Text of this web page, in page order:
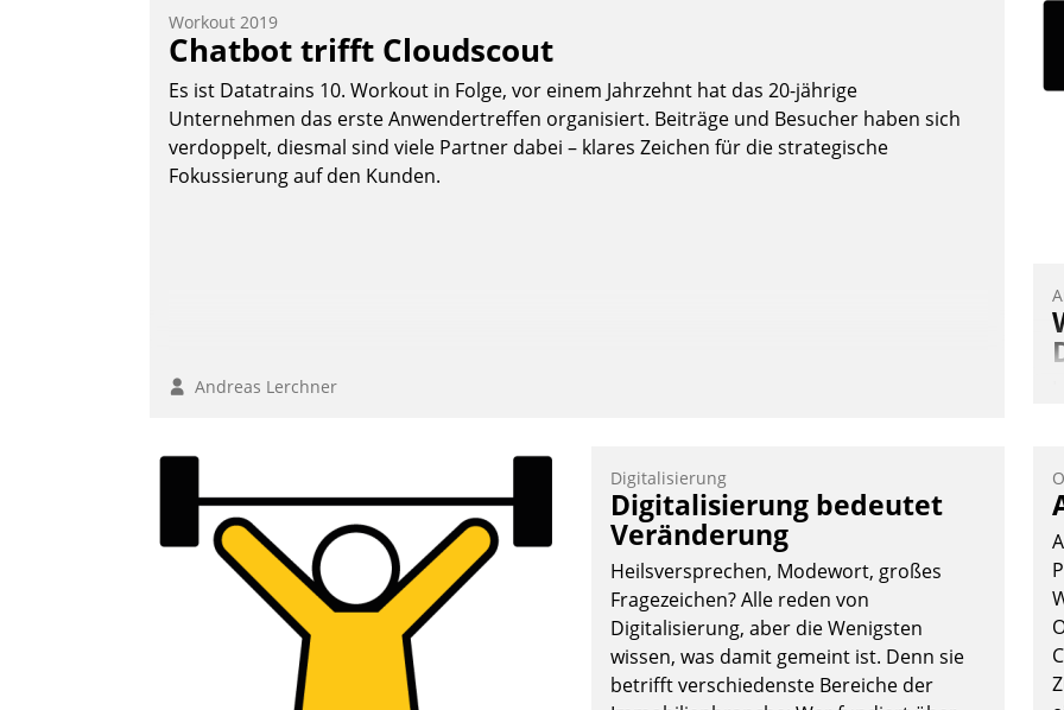
Workout 2019
Chatbot trifft Cloudscout
Es ist Datatrains 10. Workout in Folge, vor einem Jahrzehnt hat das 20-jährige
Unternehmen das erste Anwendertreffen organisiert. Beiträge und Besucher haben sich
verdoppelt, diesmal sind viele Partner dabei – klares Zeichen für die strategische
Fokussierung auf den Kunden.
Andreas Lerchner
Digitalisierung
Digitalisierung bedeutet
Veränderung
Heilsversprechen, Modewort, großes
Fragezeichen? Alle reden von
Digitalisierung, aber die Wenigsten
wissen, was damit gemeint ist. Denn sie
betrifft verschiedenste Bereiche der